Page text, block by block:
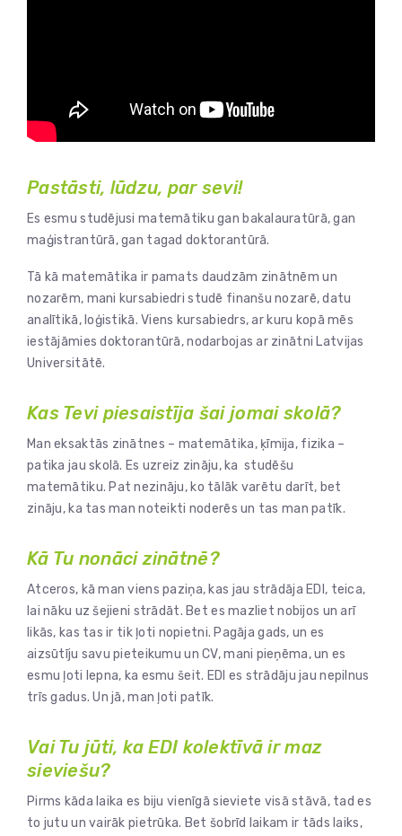
Pastāsti, lūdzu, par sevi!
Es esmu studējusi matemātiku gan bakalauratūrā, gan
maģistrantūrā, gan tagad doktorantūrā.
Tā kā matemātika ir pamats daudzām zinātnēm un
nozarēm, mani kursabiedri studē finanšu nozarē, datu
analītikā, loģistikā. Viens kursabiedrs, ar kuru kopā mēs
iestājāmies doktorantūrā, nodarbojas ar zinātni Latvijas
Universitātē.
Kas Tevi piesaistīja šai jomai skolā?
Man eksaktās zinātnes – matemātika, ķīmija, fizika –
patika jau skolā. Es uzreiz zināju, ka studēšu
matemātiku. Pat nezināju, ko tālāk varētu darīt, bet
zināju, ka tas man noteikti noderēs un tas man patīk.
Kā Tu nonāci zinātnē?
Atceros, kā man viens paziņa, kas jau strādāja EDI, teica,
lai nāku uz šejieni strādāt. Bet es mazliet nobijos un arī
likās, kas tas ir tik ļoti nopietni. Pagāja gads, un es
aizsūtīju savu pieteikumu un CV, mani pieņēma, un es
esmu ļoti lepna, ka esmu šeit. EDI es strādāju jau nepilnus
trīs gadus. Un jā, man ļoti patīk.
Vai Tu jūti, ka EDI kolektīvā ir maz
sieviešu?
Pirms kāda laika es biju vienīgā sieviete visā stāvā, tad es
to jutu un vairāk pietrūka. Bet šobrīd laikam ir tāds laiks,